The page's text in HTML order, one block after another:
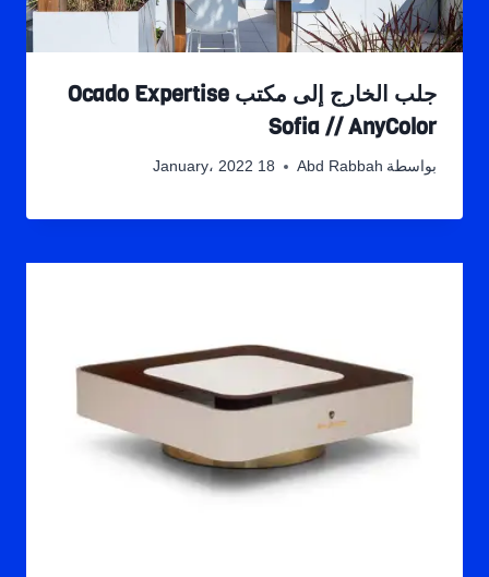
جلب الخارج إلى مكتب Ocado Expertise
Sofia // AnyColor
بواسطة Abd Rabbah 18 January، 2022